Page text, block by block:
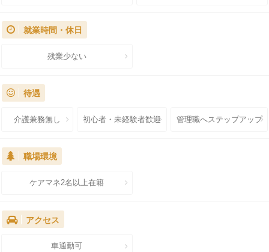
就業時間・休日
残業少ない
待遇
介護兼務無し 初心者・未経験者歓迎 管理職へステップアップ
職場環境
ケアマネ2名以上在籍
アクセス
車通勤可